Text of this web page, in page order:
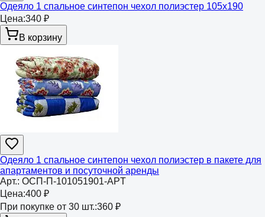
Одеяло 1 спальное синтепон чехол полиэстер 105х190
Цена:340 ₽
В корзину
Одеяло 1 спальное синтепон чехол полиэстер в пакете для
апартаментов и посуточной аренды
Арт.: ОСП-П-101051901-APT
Цена:400 ₽
При покупке от 30 шт.:360 ₽